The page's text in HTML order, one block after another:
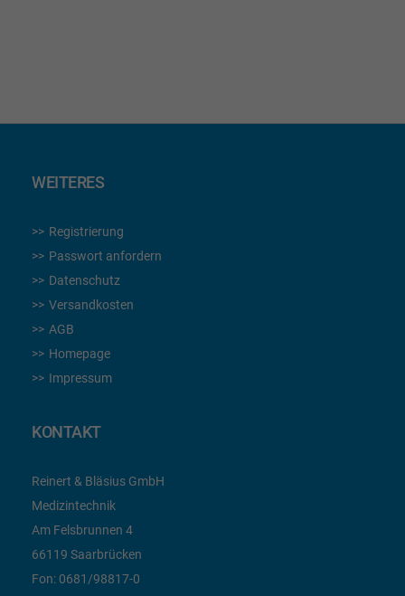
WEITERES
Registrierung
Passwort anfordern
Datenschutz
Versandkosten
AGB
Homepage
Impressum
KONTAKT
Reinert & Bläsius GmbH
Medizintechnik
Am Felsbrunnen 4
66119 Saarbrücken
Fon: 0681/98817-0